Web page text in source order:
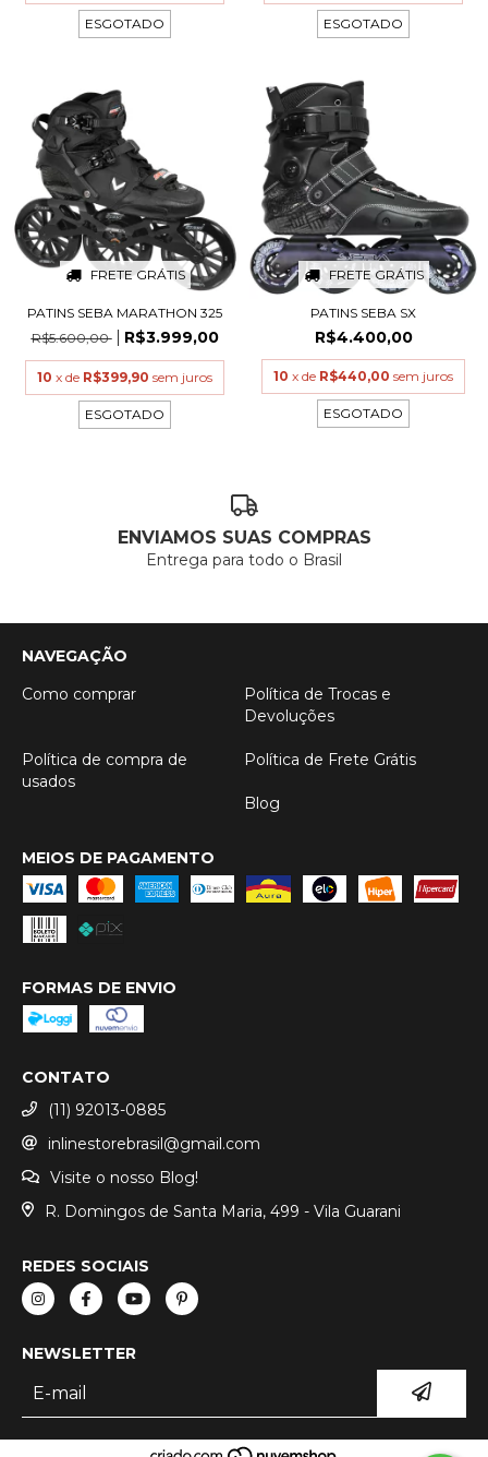
ESGOTADO ESGOTADO
FRETE GRÁTIS
PATINS SEBA MARATHON 325
R$5.600,00
R$3.999,00
10 x de R$399,90 sem juros
ESGOTADO
FRETE GRÁTIS
PATINS SEBA SX
R$4.400,00
10 x de R$440,00 sem juros
ESGOTADO
ENVIAMOS SUAS COMPRAS
Entrega para todo o Brasil
NAVEGAÇÃO
Como comprar
Política de Trocas e
Devoluções
Política de compra de
usados
Política de Frete Grátis
Blog
MEIOS DE PAGAMENTO
FORMAS DE ENVIO
CONTATO
(11) 92013-0885
inlinestorebrasil@gmail.com
Visite o nosso Blog!
R. Domingos de Santa Maria, 499 - Vila Guarani
REDES SOCIAIS
NEWSLETTER